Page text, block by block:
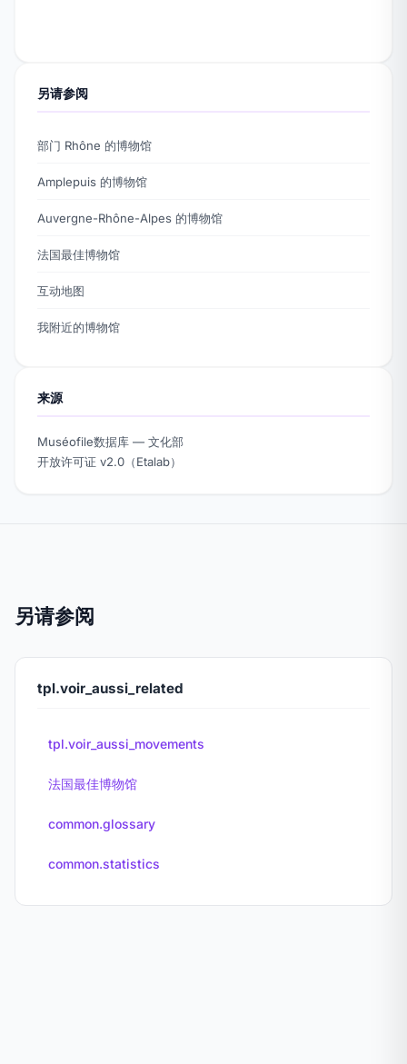
另请参阅
部门 Rhône 的博物馆
Amplepuis 的博物馆
Auvergne-Rhône-Alpes 的博物馆
法国最佳博物馆
互动地图
我附近的博物馆
来源
Muséofile数据库 — 文化部
开放许可证 v2.0（Etalab）
另请参阅
tpl.voir_aussi_related
tpl.voir_aussi_movements
法国最佳博物馆
common.glossary
common.statistics